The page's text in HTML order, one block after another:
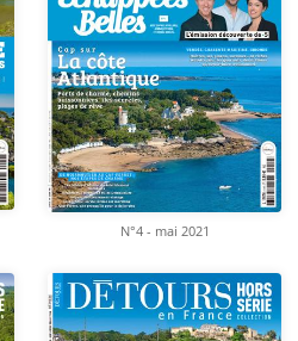
N°4 - mai 2021